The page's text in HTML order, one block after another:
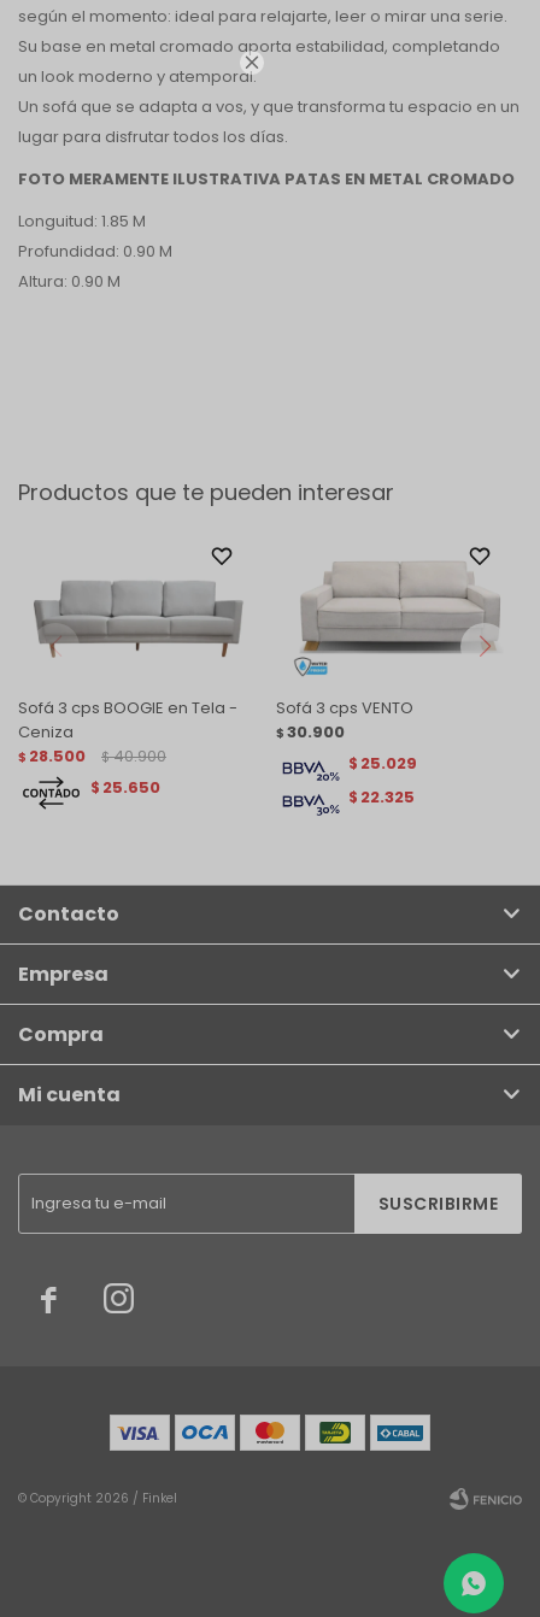

según el momento: ideal para relajarte, leer o mirar una serie.
Su base en metal cromado aporta estabilidad, completando
un look moderno y atemporal.
Un sofá que se adapta a vos, y que transforma tu espacio en un
lugar para disfrutar todos los días.
FOTO MERAMENTE ILUSTRATIVA PATAS EN METAL CROMADO
Longuitud: 1.85 M
Profundidad: 0.90 M
Altura: 0.90 M
Productos que te pueden interesar
Sofá 3 cps BOOGIE en Tela -
Ceniza
$ 28.500 $ 40.900
$ 25.650
Sofá 3 cps VENTO
$ 30.900
$ 22.325
$ 25.029
SUSCRIBIRME
 
Contacto
Empresa
Compra
Mi cuenta
© Copyright 2026 / Finkel